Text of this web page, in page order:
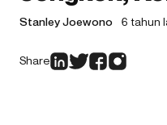
Stanley Joewono 6 tahun
Share